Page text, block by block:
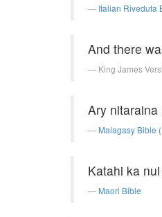
Italian Riveduta
And there
King James
Ary
Malagasy Bible
Katahi ka
Maori Bible